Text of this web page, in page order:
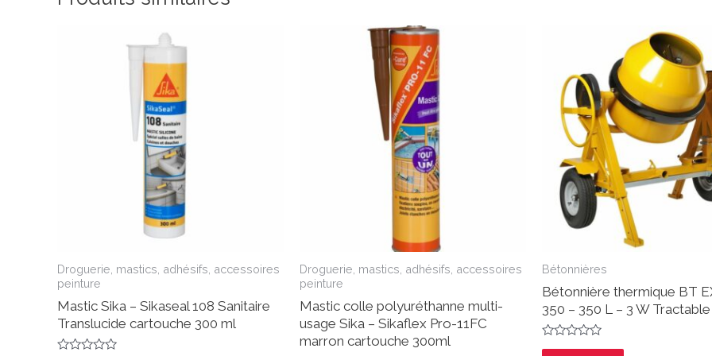
Droguerie, mastics, adhésifs, accessoires
peinture
Mastic Sika – Sikaseal 108 Sanitaire
Translucide cartouche 300 ml
Droguerie, mastics, adhésifs, accessoires
peinture
Mastic colle polyuréthanne multi-
usage Sika – Sikaflex Pro-11FC
marron cartouche 300ml
Bétonnières
Bétonnière thermique BT
350 – 350 L – 3 W Tractable
Note